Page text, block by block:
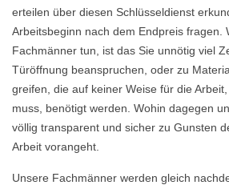
erteilen über diesen Schlüsseldienst
Arbeitsbeginn nach dem Endpreis fragen.
Fachmänner tun, ist das Sie unnötig viel
Türöffnung beanspruchen, oder zu
greifen, die auf keiner Weise für die
muss, benötigt werden. Wohin dagegen
völlig transparent und sicher zu Gunsten
Arbeit vorangeht.
Unsere Fachmänner werden gleich